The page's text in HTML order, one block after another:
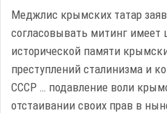
Меджлис крымских татар
согласовывать митинг имеет
исторической памяти
преступлений сталинизма и
СССР … подавление воли
отстаивании своих прав в